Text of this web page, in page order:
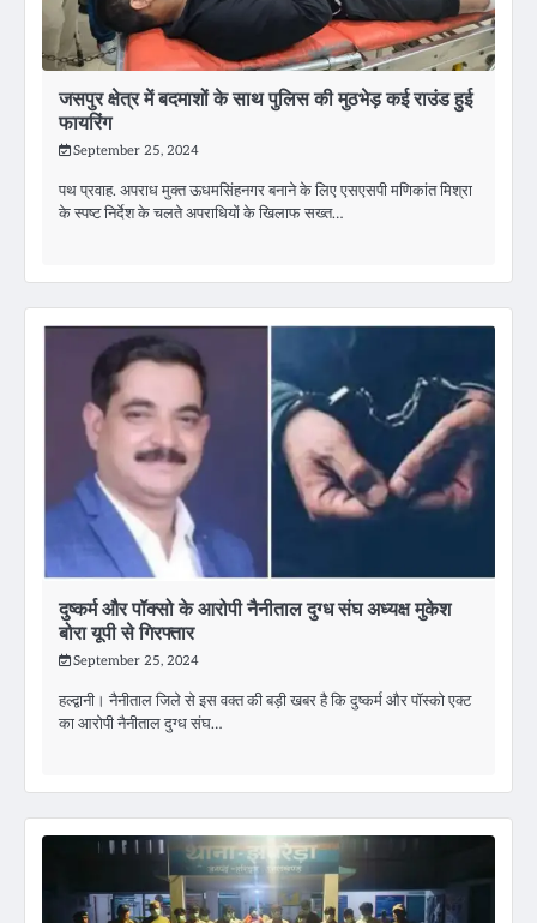
जसपुर क्षेत्र में बदमाशों के साथ पुलिस की मुठभेड़ कई राउंड हुई
फायरिंग
September 25, 2024
पथ प्रवाह. अपराध मुक्त ऊधमसिंहनगर बनाने के लिए एसएसपी मणिकांत मिश्रा
के स्पष्ट निर्देश के चलते अपराधियों के खिलाफ सख्त…
दुष्कर्म और पॉक्सो के आरोपी नैनीताल दुग्ध संघ अध्यक्ष मुकेश
बोरा यूपी से गिरफ्तार
September 25, 2024
हल्द्वानी। नैनीताल जिले से इस वक्त की बड़ी खबर है कि दुष्कर्म और पॉस्को एक्ट
का आरोपी नैनीताल दुग्ध संघ…